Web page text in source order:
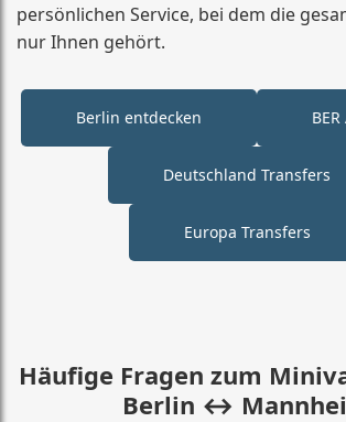
persönlichen Service, bei dem die
nur Ihnen gehört.
Berlin entdecken
Deutschland Transfers
Europa Transfers
Häufige Fragen zum
Berlin ↔